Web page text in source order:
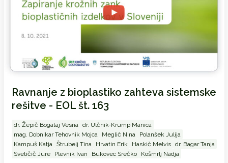
Ravnanje z bioplastiko zahteva sistemske
rešitve - EOL št. 163
dr. Žepič Bogataj Vesna
dr. Ulčnik-Krump Manica
mag. Dobnikar Tehovnik Mojca
Meglič Nina
Polanšek Julija
Kampuš Katja
Štrubelj Tina Hrvatin Erik Haskič Melvis
dr. Bagar Tanja
Svetičič Jure
Plevnik Ivan Bukovec Srečko Košmrlj Nadja